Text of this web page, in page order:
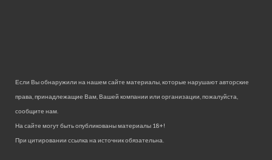
Если Вы обнаружили на нашем сайте материалы, которые нарушают авторские
права, принадлежащие Вам, Вашей компании или организации, пожалуйста,
сообщите нам.
На сайте могут быть опубликованы материалы 18+!
При цитировании ссылка на источник обязательна.